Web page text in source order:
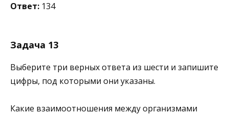
Ответ: 134
Задача 13
Выберите три верных ответа из шести и запишите
цифры, под которыми они указаны.
Какие взаимоотношения между организмами